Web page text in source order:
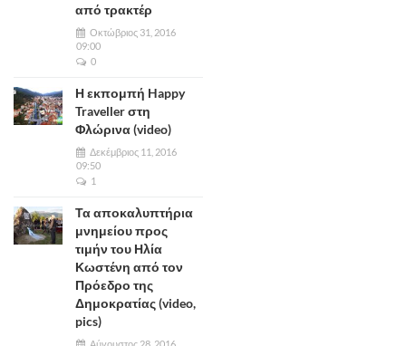
από τρακτέρ
Οκτώβριος 31, 2016
09:00
0
Η εκπομπή Happy
Traveller στη
Φλώρινα (video)
Δεκέμβριος 11, 2016
09:50
1
Τα αποκαλυπτήρια
μνημείου προς
τιμήν του Ηλία
Κωστένη από τον
Πρόεδρο της
Δημοκρατίας (video,
pics)
Αύγουστος 28, 2016